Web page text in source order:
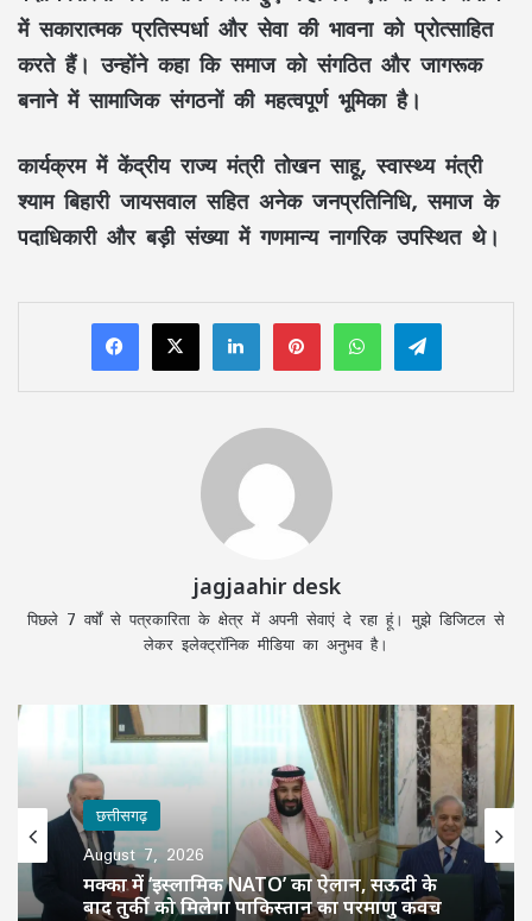
मेंसकारात्मक प्रतिस्पर्धाऔरसेवा की भावनाको प्रोत्साहित
करते हैं। उन्होंने कहा कि समाज कोसंगठितऔरजागरूक
बनाने मेंसामाजिक संगठनोंकी महत्वपूर्ण भूमिका है।
कार्यक्रम में केंद्रीय राज्य मंत्रीतोखन साहू, स्वास्थ्य मंत्री
श्याम बिहारी जायसवालसहित अनेकजनप्रतिनिधि, समाज के
पदाधिकारीऔर बड़ी संख्या मेंगणमान्य नागरिकउपस्थित थे।
LinkedInPinterestWhatsAppTelegram
jagjaahir desk
पिछले 7 वर्षों से पत्रकारिता के क्षेत्र में अपनी सेवाएं दे रहा हूं। मुझे डिजिटल से
लेकर इलेक्ट्रॉनिक मीडिया का अनुभव है।
छत्तीसगढ़
August 7, 2026
मक्का में ‘इस्लामिक NATO’ का ऐलान, सऊदी के
बाद तुर्की को मिलेगा पाकिस्तान का परमाणु कवच